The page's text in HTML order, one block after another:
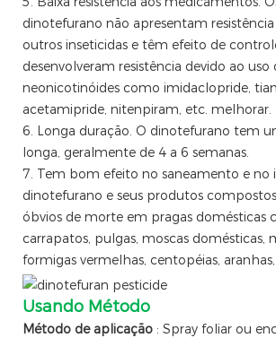
dinotefurano não apresentam
outros inseticidas e têm efeito de
desenvolveram resistência devido ao uso
neonicotinóides como imidaclopride,
acetamipride, nitenpiram, etc. melhorar.
6. Longa duração. O dinotefurano tem
longa, geralmente de 4 a 6 semanas.
7. Tem bom efeito no saneamento e no
dinotefurano e seus produtos
óbvios de morte em pragas domésticas
carrapatos, pulgas, moscas domésticas,
formigas vermelhas, centopéias,
Usando Método
Método de aplicação : Spray foliar ou